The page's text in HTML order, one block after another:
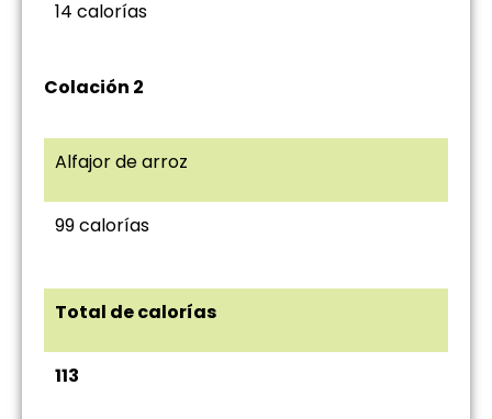
14 calorías
Colación 2
Alfajor de arroz
99 calorías
Total de calorías
113